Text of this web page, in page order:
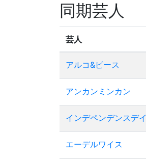
同期芸人
芸人
アルコ&ピース
アンカンミンカン
インデペンデンスデイ
エーデルワイス